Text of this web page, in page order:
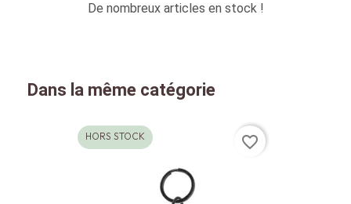
De nombreux articles en stock !
Dans la même catégorie
HORS STOCK favorite_border